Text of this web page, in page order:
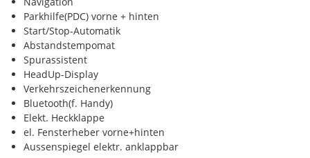
Parkhilfe(PDC) vorne + hinten
Start/Stop-Automatik
Abstandstempomat
Spurassistent
HeadUp-Display
Verkehrszeichenerkennung
Bluetooth(f. Handy)
Elekt. Heckklappe
el. Fensterheber vorne+hinten
Aussenspiegel elektr. anklappbar